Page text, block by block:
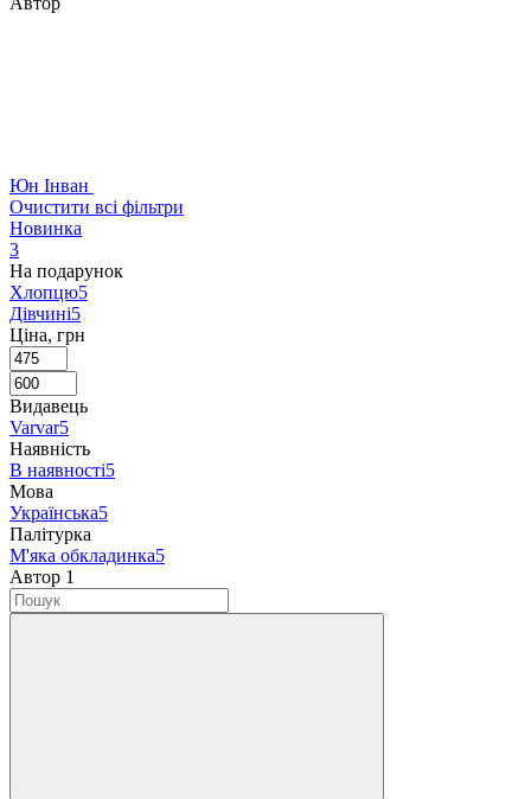
Юн Інван
Очистити всі фільтри
Новинка
3
На подарунок
Хлопцю5
Дівчині5
Ціна, грн
Видавець
Varvar5
Наявність
В наявності5
Мова
Українська5
Палітурка
М'яка обкладинка5
Автор 1